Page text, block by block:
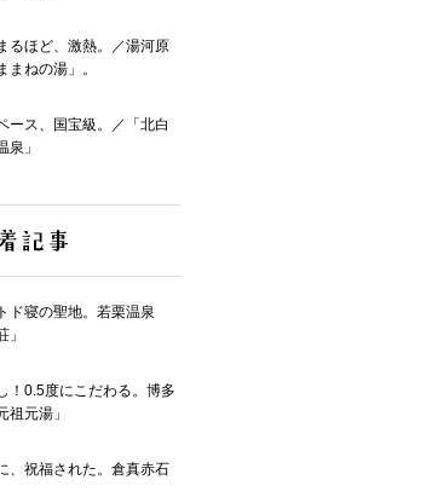
るほど、激熱。／湯河原
まねの湯」。
ース、国宝級。／「北白
泉」
ド寝の聖地。若栗温泉
」
！0.5度にこだわる。博多
祖元湯」
、祝福された。倉真赤石